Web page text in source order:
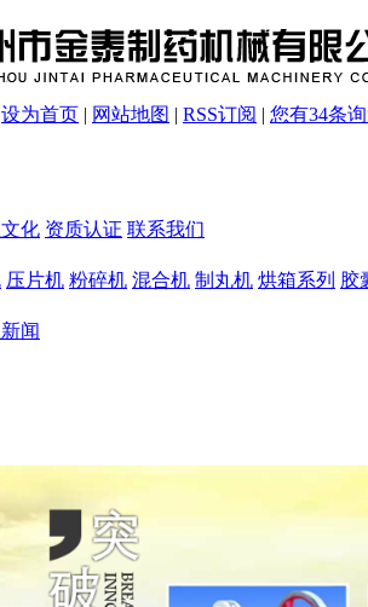
设为首页 | 网站地图 | RSS订阅 | 您有34条询
化 资质认证 联系我们
压片机 粉碎机 混合机 制丸机 烘箱系列 胶
闻